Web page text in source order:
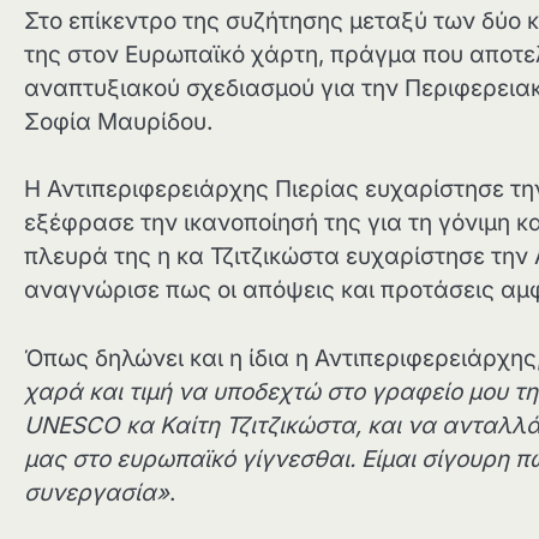
Στο επίκεντρο της συζήτησης μεταξύ των δύο
της στον Ευρωπαϊκό χάρτη, πράγμα που
αναπτυξιακού σχεδιασμού για την
Σοφία Μαυρίδου.
Η Αντιπεριφερειάρχης Πιερίας ευχαρίστησε
εξέφρασε την ικανοποίησή της για τη γόνιμη
πλευρά της η κα Τζιτζικώστα ευχαρίστησε την
αναγνώρισε πως οι απόψεις και προτάσεις
Όπως δηλώνει και η ίδια η
χαρά και τιμή να υποδεχτώ στο γραφείο μου
UNESCOκα Καίτη Τζιτζικώστα, και να
μας στο ευρωπαϊκό γίγνεσθαι. Είμαι
συνεργασία».